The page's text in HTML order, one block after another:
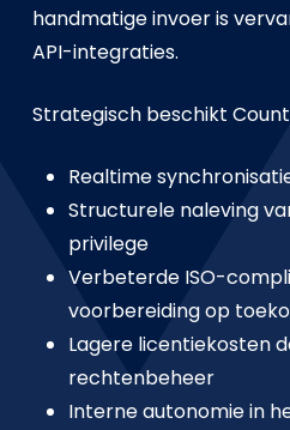
handmatige invoer is
API-integraties.
Strategisch beschikt
Realtime
Structurele naleving
privilege
Verbeterde ISO-
voorbereiding op
Lagere licentiekosten
rechtenbeheer
Interne autonomie in